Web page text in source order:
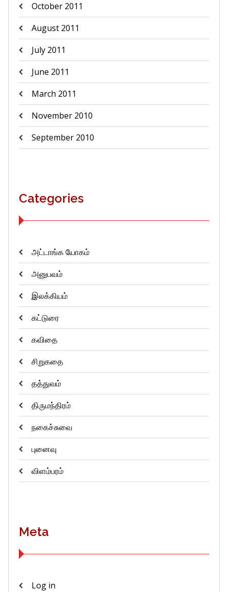
October 2011
August 2011
July 2011
June 2011
March 2011
November 2010
September 2010
Categories
அட்டாங்க யோகம்
அனுபவம்
இலக்கியம்
கட்டுரை
கவிதை
சிறுகதை
தத்துவம்
திருமந்திரம்
நகைச்சுவை
புனைவு
விளம்பரம்
Meta
Log in